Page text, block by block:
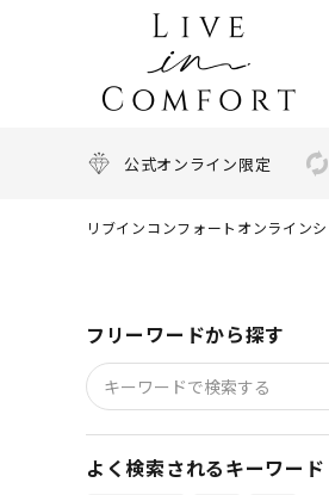
公式オンライン限定
リブインコンフォートオンライン
フリーワードから探す
よく検索されるキーワード